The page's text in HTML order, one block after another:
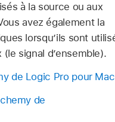
à la source ou aux
avez également la
lorsqu’ils sont
signal d’ensemble).
de Logic Pro pour Mac
de